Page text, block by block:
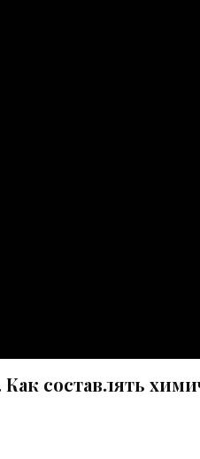
составлять